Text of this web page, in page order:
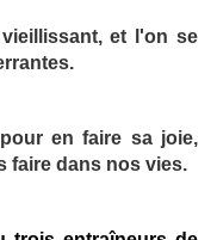
et l'on se
en faire sa joie,
faire dans nos vies.